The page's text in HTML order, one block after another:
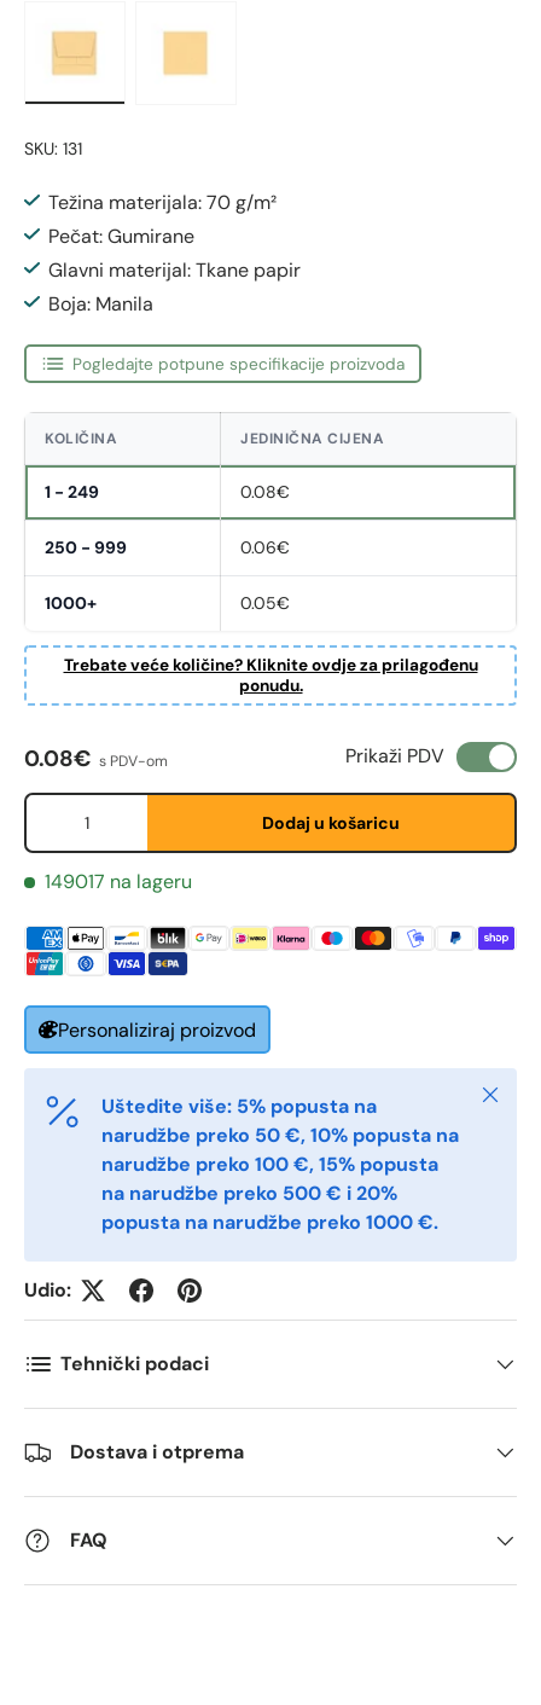
SKU: 131
Težina materijala: 70 g/m²
Pečat: Gumirane
Glavni materijal: Tkane papir
Boja: Manila
Pogledajte potpune specifikacije proizvoda
KOLIČINA JEDINIČNA CIJENA
1 - 249 0.08€
250 - 999 0.06€
1000+ 0.05€
Trebate veće količine? Kliknite ovdje za prilagođenu
ponudu.
Fornavn
Etternavn *
E-post *
Telefon
Postnummer *
Antall *
Redovna cijena
0.08€ s PDV-om Prikaži PDV
Količina
Dodaj u košaricu
149017 na lageru
Personaliziraj proizvod
Uštedite više: 5% popusta na
narudžbe preko 50 €, 10% popusta na
narudžbe preko 100 €, 15% popusta
na narudžbe preko 500 € i 20%
popusta na narudžbe preko 1000 €.
Udio:
Tehnički podaci
Dostava i otprema
FAQ